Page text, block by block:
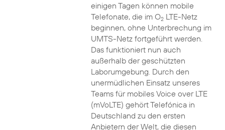
einigen Tagen können mobile
Telefonate, die im O2LTE-Netz
beginnen, ohne Unterbrechung im
UMTS-Netz fortgeführt werden.
Das funktioniert nun auch
außerhalb der geschützten
Laborumgebung. Durch den
unermüdlichen Einsatz unseres
Teams für mobiles Voice over LTE
(mVoLTE) gehört Telefónica in
Deutschland zu den ersten
Anbietern der Welt, die diesen